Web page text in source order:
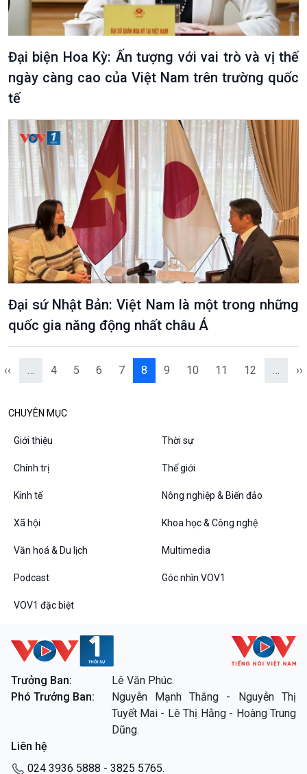
VOV1 đặc biệt
Thanh âm ký sự
Chân dung cuộc sống
Các chương trình đặc biệt
Đại biện Hoa Kỳ: Ấn tượng với vai trò và vị thế
ngày càng cao của Việt Nam trên trường quốc
tế
Đại sứ Nhật Bản: Việt Nam là một trong những
quốc gia năng động nhất châu Á
‹‹ … 4 5 6 7 8 9 10 11 12 … ››
CHUYÊN MỤC
Giới thiệu Thời sự
Chính trị Thế giới
Kinh tế Nông nghiệp & Biển đảo
Xã hội Khoa học & Công nghệ
Văn hoá & Du lịch Multimedia
Podcast Góc nhìn VOV1
VOV1 đặc biệt
Trưởng Ban:
Lê Văn Phúc.
Phó Trưởng Ban:
Nguyễn Mạnh Thắng - Nguyễn Thị
Tuyết Mai - Lê Thị Hằng - Hoàng Trung
Dũng.
Liên hệ
024 3936 5888 - 3825 5765.